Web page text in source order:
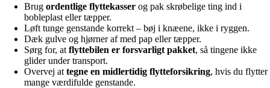
Brug ordentlige flyttekasser og pak skrøbelige ting ind i
bobleplast eller tæpper.
Løft tunge genstande korrekt – bøj i knæene, ikke i ryggen.
Dæk gulve og hjørner af med pap eller tæpper.
Sørg for, at flyttebilen er forsvarligt pakket, så tingene ikke
glider under transport.
Overvej at tegne en midlertidig flytteforsikring, hvis du flytter
mange værdifulde genstande.